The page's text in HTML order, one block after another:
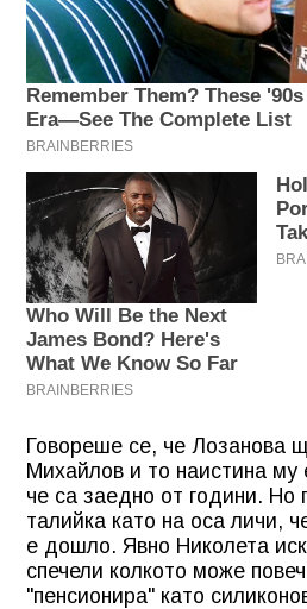
Говореше се, че Лозанова
Михайлов и то наистина
че са заедно от години. Но
талийка като на оса личи,
е дошло. Явно Николета
спечели колкото може
"пенсионира" като